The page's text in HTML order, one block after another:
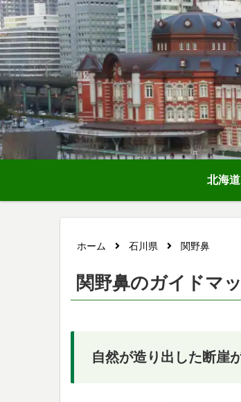
北海
ホーム 石川県 関野鼻
関野鼻のガイドマ
自然が造り出した断崖